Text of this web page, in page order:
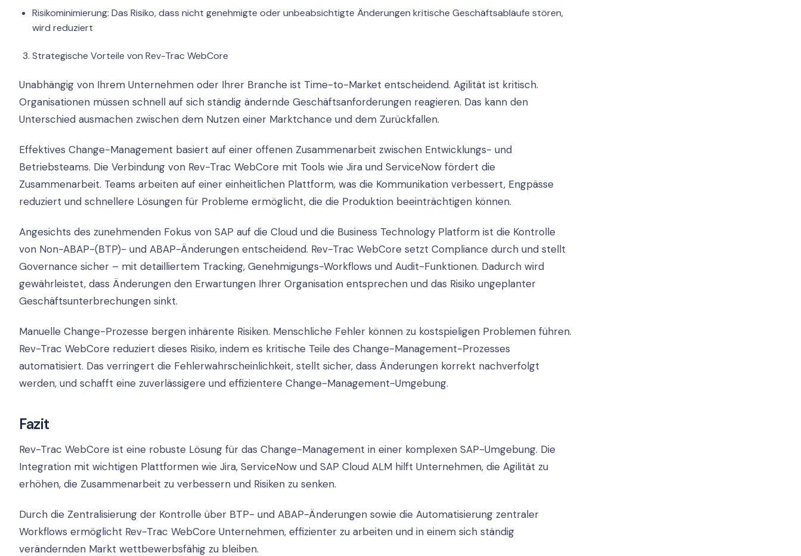
Risikominimierung: Das Risiko, dass nicht genehmigte oder unbeabsichtigte Änderungen kritische Geschäftsabläufe stören,
wird reduziert
Strategische Vorteile von Rev-Trac WebCore
Unabhängig von Ihrem Unternehmen oder Ihrer Branche ist Time-to-Market entscheidend. Agilität ist kritisch.
Organisationen müssen schnell auf sich ständig ändernde Geschäftsanforderungen reagieren. Das kann den
Unterschied ausmachen zwischen dem Nutzen einer Marktchance und dem Zurückfallen.
Effektives Change-Management basiert auf einer offenen Zusammenarbeit zwischen Entwicklungs- und
Betriebsteams. Die Verbindung von Rev-Trac WebCore mit Tools wie Jira und ServiceNow fördert die
Zusammenarbeit. Teams arbeiten auf einer einheitlichen Plattform, was die Kommunikation verbessert, Engpässe
reduziert und schnellere Lösungen für Probleme ermöglicht, die die Produktion beeinträchtigen können.
Angesichts des zunehmenden Fokus von SAP auf die Cloud und die Business Technology Platform ist die Kontrolle
von Non-ABAP-(BTP)- und ABAP-Änderungen entscheidend. Rev-Trac WebCore setzt Compliance durch und stellt
Governance sicher – mit detailliertem Tracking, Genehmigungs-Workflows und Audit-Funktionen. Dadurch wird
gewährleistet, dass Änderungen den Erwartungen Ihrer Organisation entsprechen und das Risiko ungeplanter
Geschäftsunterbrechungen sinkt.
Manuelle Change-Prozesse bergen inhärente Risiken. Menschliche Fehler können zu kostspieligen Problemen führen.
Rev-Trac WebCore reduziert dieses Risiko, indem es kritische Teile des Change-Management-Prozesses
automatisiert. Das verringert die Fehlerwahrscheinlichkeit, stellt sicher, dass Änderungen korrekt nachverfolgt
werden, und schafft eine zuverlässigere und effizientere Change-Management-Umgebung.
Fazit
Rev-Trac WebCore ist eine robuste Lösung für das Change-Management in einer komplexen SAP-Umgebung. Die
Integration mit wichtigen Plattformen wie Jira, ServiceNow und SAP Cloud ALM hilft Unternehmen, die Agilität zu
erhöhen, die Zusammenarbeit zu verbessern und Risiken zu senken.
Durch die Zentralisierung der Kontrolle über BTP- und ABAP-Änderungen sowie die Automatisierung zentraler
Workflows ermöglicht Rev-Trac WebCore Unternehmen, effizienter zu arbeiten und in einem sich ständig
verändernden Markt wettbewerbsfähig zu bleiben.